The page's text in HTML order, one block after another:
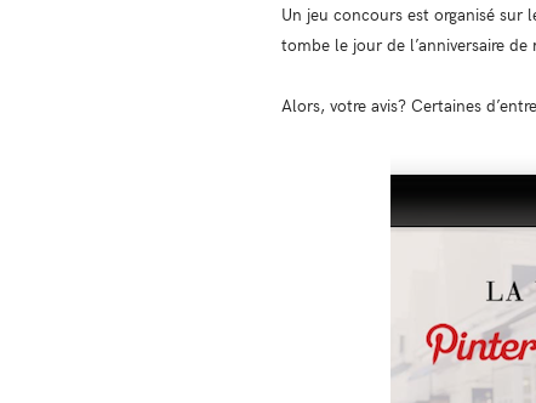
Un jeu concours est organisé sur
tombe le jour de l’anniversaire
Alors, votre avis? Certaines